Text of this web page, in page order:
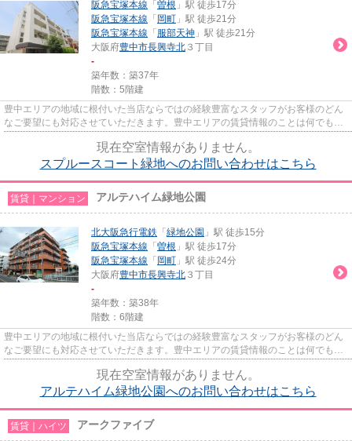
阪急宝塚本線 「 曽根 」駅 徒歩17分
阪急宝塚本線 「 岡町 」駅 徒歩21分
阪急宝塚本線 「 服部天神 」駅 徒歩21分
大阪府豊中市長興寺北 ３丁目
-
築年数：築37年
階数：5階建
豊中エリアの地域に根付いた当店ならではの経験豊富なスタッフがお客様のどん
なご要望にも対応させていただきます。豊中エリアの賃貸情報のことは何でもお
現在空室情報がありません。
スプルースコート緑地へのお問い合わせはこちら
賃貸｜マンション アルテハイム緑地公園
北大阪急行電鉄 「 緑地公園 」駅 徒歩15分
阪急宝塚本線 「 曽根 」駅 徒歩17分
阪急宝塚本線 「 岡町 」駅 徒歩24分
大阪府豊中市長興寺北 ３丁目
-
築年数：築38年
階数：6階建
豊中エリアの地域に根付いた当店ならではの経験豊富なスタッフがお客様のどん
なご要望にも対応させていただきます。豊中エリアの賃貸情報のことは何でもお
現在空室情報がありません。
アルテハイム緑地公園へのお問い合わせはこちら
賃貸｜ハイツ アークファイブ